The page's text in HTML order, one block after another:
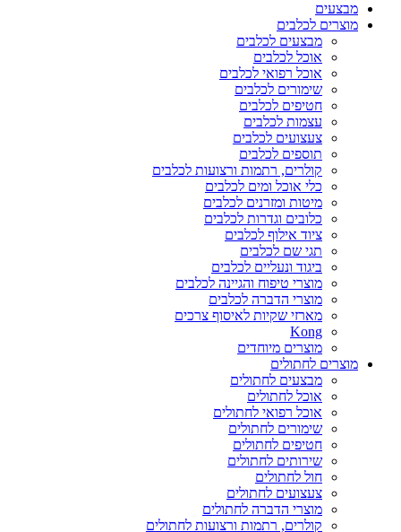
מבצעים
מוצרים לכלבים
מבצעים לכלבים
אוכל לכלבים
אוכל רפואי לכלבים
שימורים לכלבים
חטיפים לכלבים
עצמות לכלבים
צעצועים לכלבים
תוספים לכלבים
קולרים, רתמות ורצועות לכלבים
כלי אוכל ומים לכלבים
מיטות ומזרנים לכלבים
כלובים וגדרות לכלבים
ציוד אילוף לכלבים
תגי שם לכלבים
ביגוד ונעליים לכלבים
מוצרי טיפוח והגיינה לכלבים
מוצרי הדברה לכלבים
מארזי שקיות לאיסוף צרכים
Kong
מוצרים מיוחדים
מוצרים לחתולים
מבצעים לחתולים
אוכל לחתולים
אוכל רפואי לחתולים
שימורים לחתולים
חטיפים לחתולים
שירותים לחתולים
חול לחתולים
צעצועים לחתולים
מוצרי הדברה לחתולים
קולרים, רתמות ורצועות לחתולים